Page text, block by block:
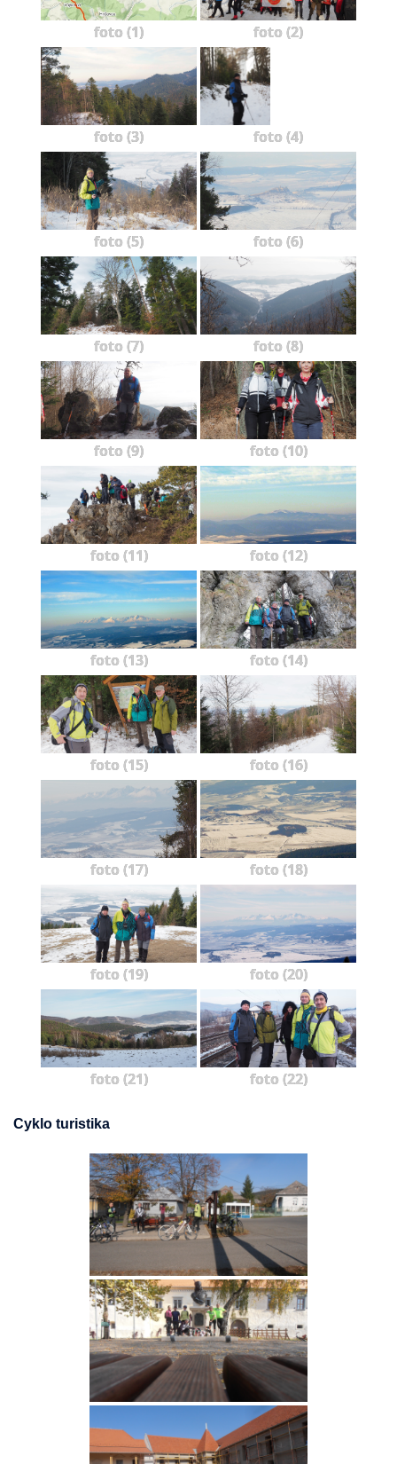
foto (1) foto (2)
foto (3) foto (4)
foto (5) foto (6)
foto (7) foto (8)
foto (9) foto (10)
foto (11) foto (12)
foto (13) foto (14)
foto (15) foto (16)
foto (17) foto (18)
foto (19) foto (20)
foto (21) foto (22)
Cyklo turistika